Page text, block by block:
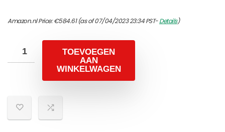
Amazon.nl Price:€584.61(as of 07/04/2023 23:34 PST-Details)
TOEVOEGEN
AAN
WINKELWAGEN